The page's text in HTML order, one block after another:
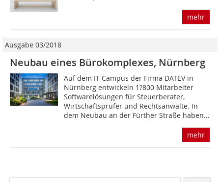
mehr
Ausgabe 03/2018
Neubau eines Bürokomplexes, Nürnberg
Auf dem IT-Campus der Firma DATEV in
Nürnberg entwickeln 1?800 Mitarbeiter
Softwarelösungen für Steuerberater,
Wirtschaftsprüfer und Rechtsanwälte. In
dem Neubau an der Fürther Straße haben...
mehr